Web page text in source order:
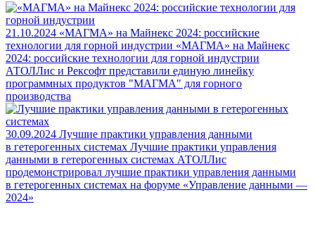
21.10.2024 «МАГМА» на Майнекс 2024: российские
технологии для горной индустрии «МАГМА» на Майнекс
2024: российские технологии для горной индустрии
АТОЛЛис и Рексофт представили единую линейку
программных продуктов "МАГМА" для горного
производства
30.09.2024 Лучшие практики управления данными
в гетерогенных системах Лучшие практики управления
данными в гетерогенных системах АТОЛЛис
продемонстрировал лучшие практики управления данными
в гетерогенных системах на форуме «Управление данными —
2024»